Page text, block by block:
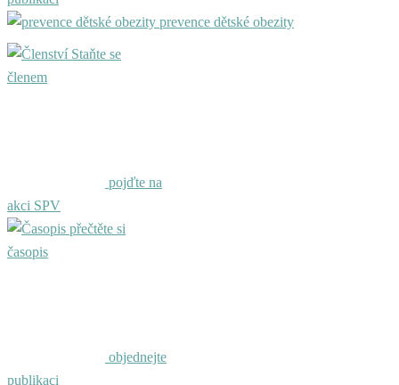
prevence dětské obezity
Staňte se
členem
pojďte na
akci SPV
přečtěte si
časopis
objednejte
publikaci